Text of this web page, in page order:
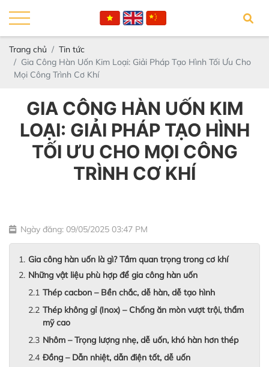
Trang chủ
Tin tức
Gia Công Hàn Uốn Kim Loại: Giải Pháp Tạo Hình Tối Ưu Cho
Mọi Công Trình Cơ Khí
GIA CÔNG HÀN UỐN KIM
LOẠI: GIẢI PHÁP TẠO HÌNH
TỐI ƯU CHO MỌI CÔNG
TRÌNH CƠ KHÍ
Ngày đăng: 09/05/2025 03:47 PM
Gia công hàn uốn là gì? Tầm quan trọng trong cơ khí
Những vật liệu phù hợp để gia công hàn uốn
Thép cacbon – Bền chắc, dễ hàn, dễ tạo hình
Thép không gỉ (Inox) – Chống ăn mòn vượt trội, thẩm
mỹ cao
Nhôm – Trọng lượng nhẹ, dễ uốn, khó hàn hơn thép
Đồng – Dẫn nhiệt, dẫn điện tốt, dễ uốn